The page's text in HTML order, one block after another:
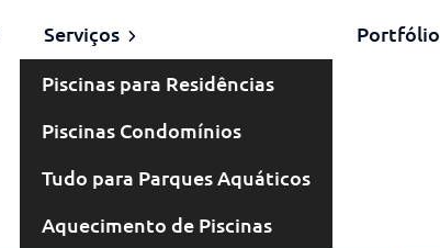
Serviços
Piscinas para Residências
Piscinas Condomínios
Tudo para Parques Aquáticos
Aquecimento de Piscinas
Portfólio
Solicite um Orçamento